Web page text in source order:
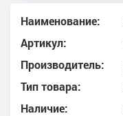
Наименование:
Артикул:
Производитель:
Тип товара:
Наличие: